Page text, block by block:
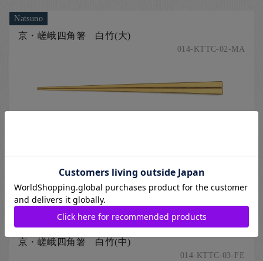
Natsuno
京・嵯峨四角箸 白竹(大)
014-KTTC-02-MA
24cm 1,650円
Natsuno
京・嵯峨四角箸 白竹(中)
014-KTTC-03-FE